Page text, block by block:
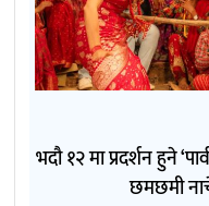
भदौ १२ मा प्रदर्शन हुने
छमछमी